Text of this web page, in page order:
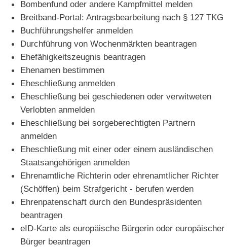
Bombenfund oder andere Kampfmittel melden
Breitband-Portal: Antragsbearbeitung nach § 127 TKG
Buchführungshelfer anmelden
Durchführung von Wochenmärkten beantragen
Ehefähigkeitszeugnis beantragen
Ehenamen bestimmen
Eheschließung anmelden
Eheschließung bei geschiedenen oder verwitweten
Verlobten anmelden
Eheschließung bei sorgeberechtigten Partnern
anmelden
Eheschließung mit einer oder einem ausländischen
Staatsangehörigen anmelden
Ehrenamtliche Richterin oder ehrenamtlicher Richter
(Schöffen) beim Strafgericht - berufen werden
Ehrenpatenschaft durch den Bundespräsidenten
beantragen
eID-Karte als europäische Bürgerin oder europäischer
Bürger beantragen